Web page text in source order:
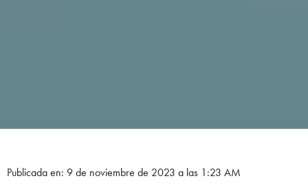
Publicada en: 9 de noviembre de 2023 a las 1:23 AM